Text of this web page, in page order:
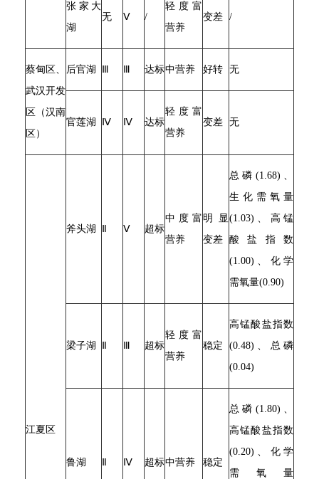
张家大
湖
无 Ⅴ /
轻度富
营养
变差 /
蔡甸区、
武汉开发
区（汉南
区）
后官湖 达标中营养 好转 无
官莲湖 Ⅳ Ⅳ 达标
轻度富
营养
变差 无
江夏区
斧头湖 Ⅴ 超标
中度富
营养
明显
变差
总磷(1.68)、
生化需氧量
(1.03)、高锰
酸盐指数
(1.00)、化学
需氧量(0.90)
梁子湖 超标
轻度富
营养
稳定
高锰酸盐指数
(0.48)、总磷
(0.04)
鲁湖 Ⅳ 超标中营养 稳定
总磷(1.80)、
高锰酸盐指数
(0.20)、化学
需氧量